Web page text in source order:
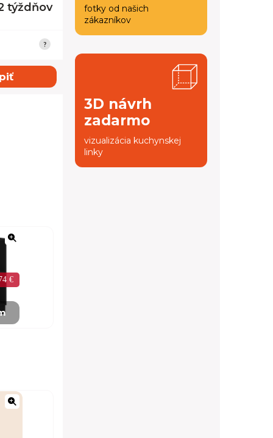
týždňov
€
fotky od našich
zákazníkov
3D návrh
zadarmo
vizualizácia kuchynskej
linky